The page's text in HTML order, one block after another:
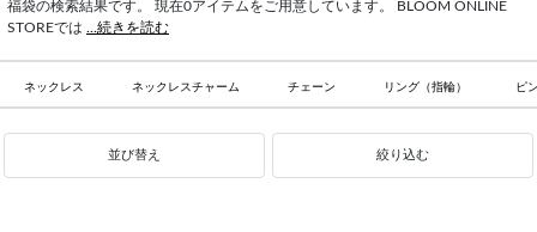
福袋の検索結果です。 現在0アイテムをご用意しています。 BLOOM ONLINE
STOREでは ...続きを読む
ネックレス ネックレスチャーム チェーン リング（指輪） ピ
並び替え 絞り込む